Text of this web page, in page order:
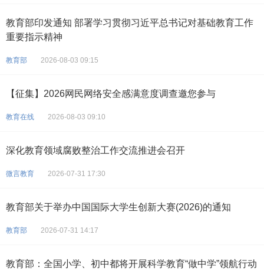
教育部印发通知 部署学习贯彻习近平总书记对基础教育工作
重要指示精神
教育部 2026-08-03 09:15
【征集】2026网民网络安全感满意度调查邀您参与
教育在线 2026-08-03 09:10
深化教育领域腐败整治工作交流推进会召开
微言教育 2026-07-31 17:30
教育部关于举办中国国际大学生创新大赛(2026)的通知
教育部 2026-07-31 14:17
教育部：全国小学、初中都将开展科学教育“做中学”领航行动